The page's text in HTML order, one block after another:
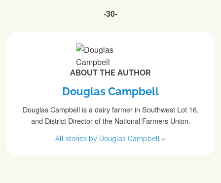
-30-
ABOUT THE AUTHOR
Douglas Campbell
Douglas Campbell is a dairy farmer in Southwest Lot 16,
and District Director of the National Farmers Union.
All stories by Douglas Campbell »